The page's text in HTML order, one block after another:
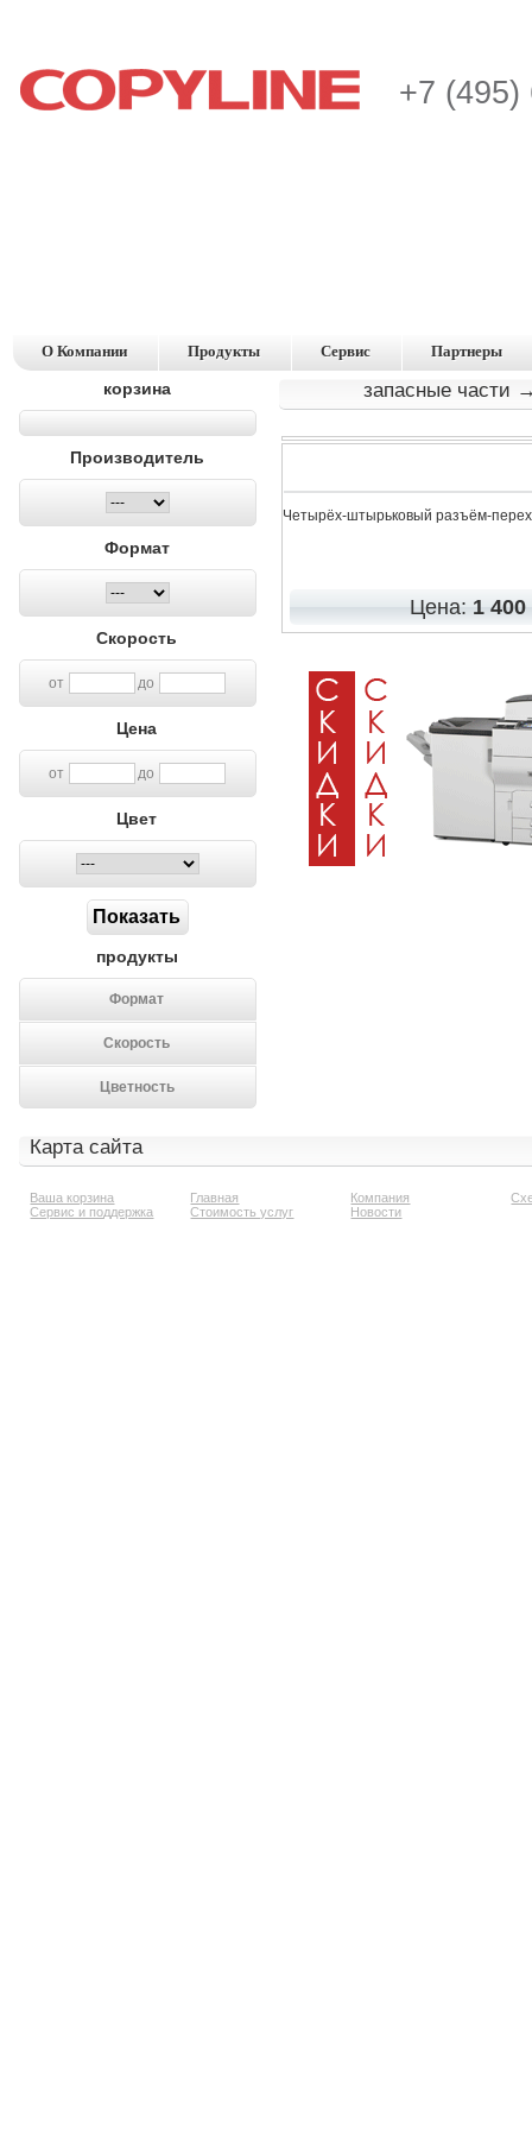
+7 (495)
О Компании Продукты Сервис Партнеры
корзина
Производитель
Формат
Скорость
от до
Цена
от до
Цвет
продукты
Формат
Скорость
Цветность
запасные части
Четырёх-штырьковый разъём-
Цена: 1 400
Карта сайта
Ваша корзина Главная Компания
Сервис и поддержка
Стоимость услуг Новости